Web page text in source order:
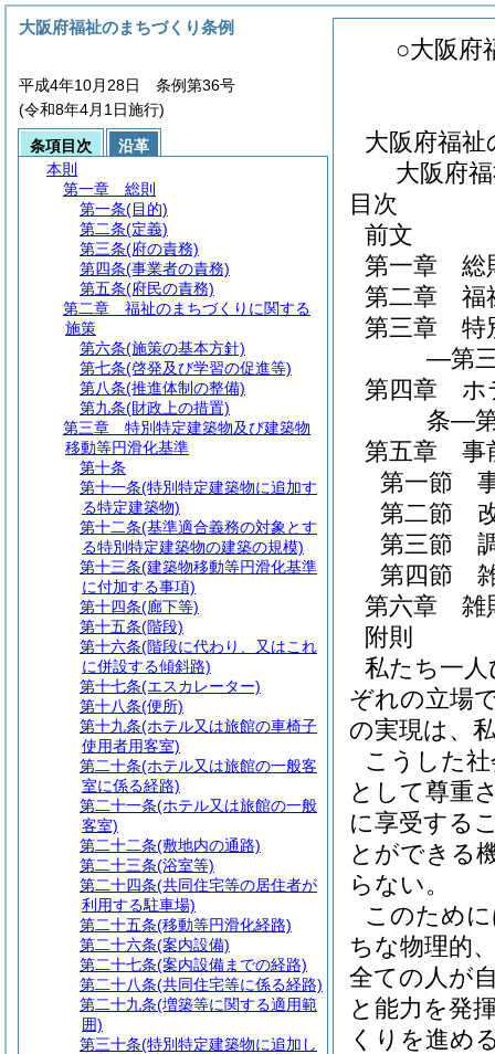
○大阪府
大阪府福
大阪府
目次
前文
第一章
総
第二章
福
第三章
特
―第
第四章
ホ
条―
第五章
事
第一節
第二節
第三節
第四節
第六章
雑
附則
私たち一
ぞれの立場
の実現は、
こうした
として尊重
に享受する
とができる
らない。
このため
ちな物理的
全ての人が
と能力を発
くりを進め
大阪府福祉のまちづくり条例
平成4年10月28日 条例第36号
(令和8年4月1日施行)
条項目次
沿革
本則
第一章
総則
第一条(目的)
第二条(定義)
第三条(府の責務)
第四条(事業者の責務)
第五条(府民の責務)
第二章
福祉のまちづくりに関する
施策
第六条(施策の基本方針)
第七条(啓発及び学習の促進等)
第八条(推進体制の整備)
第九条(財政上の措置)
第三章
特別特定建築物及び建築物
移動等円滑化基準
第十条
第十一条(特別特定建築物に追加す
る特定建築物)
第十二条(基準適合義務の対象とす
る特別特定建築物の建築の規模)
第十三条(建築物移動等円滑化基準
に付加する事項)
第十四条(廊下等)
第十五条(階段)
第十六条(階段に代わり、又はこれ
に併設する傾斜路)
第十七条(エスカレーター)
第十八条(便所)
第十九条(ホテル又は旅館の車椅子
使用者用客室)
第二十条(ホテル又は旅館の一般客
室に係る経路)
第二十一条(ホテル又は旅館の一般
客室)
第二十二条(敷地内の通路)
第二十三条(浴室等)
第二十四条(共同住宅等の居住者が
利用する駐車場)
第二十五条(移動等円滑化経路)
第二十六条(案内設備)
第二十七条(案内設備までの経路)
第二十八条(共同住宅等に係る経路)
第二十九条(増築等に関する適用範
囲)
第三十条(特別特定建築物に追加し